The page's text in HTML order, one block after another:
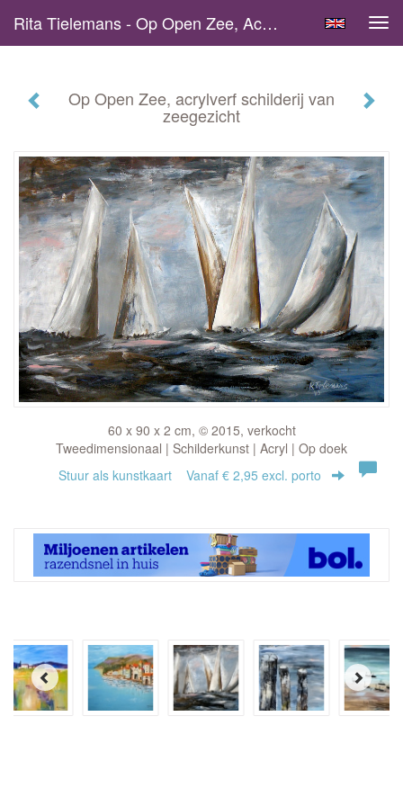
Rita Tielemans - Op Open Zee, Acrylverf Schilderij Van Zeegezicht
Op Open Zee, acrylverf schilderij van
zeegezicht
60 x 90 x 2 cm, © 2015, verkocht
Tweedimensionaal | Schilderkunst | Acryl | Op doek
Stuur als kunstkaart Vanaf € 2,95 excl. porto